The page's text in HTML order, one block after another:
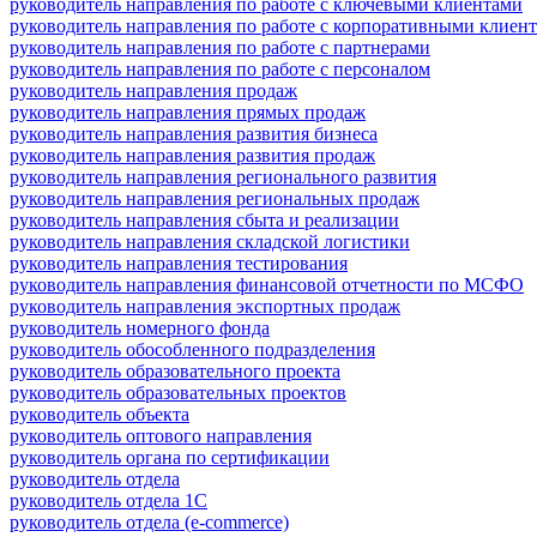
руководитель направления по работе с корпоративными
руководитель направления по работе с партнерами
руководитель направления по работе с персоналом
руководитель направления продаж
руководитель направления прямых продаж
руководитель направления развития бизнеса
руководитель направления развития продаж
руководитель направления регионального развития
руководитель направления региональных продаж
руководитель направления сбыта и реализации
руководитель направления складской логистики
руководитель направления тестирования
руководитель направления финансовой отчетности по МСФО
руководитель направления экспортных продаж
руководитель номерного фонда
руководитель обособленного подразделения
руководитель образовательного проекта
руководитель образовательных проектов
руководитель объекта
руководитель оптового направления
руководитель органа по сертификации
руководитель отдела
руководитель отдела 1С
руководитель отдела (e-commerce)